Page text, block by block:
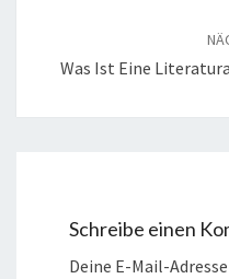
Was Ist Eine
Schreibe einen
Deine E-Mail-